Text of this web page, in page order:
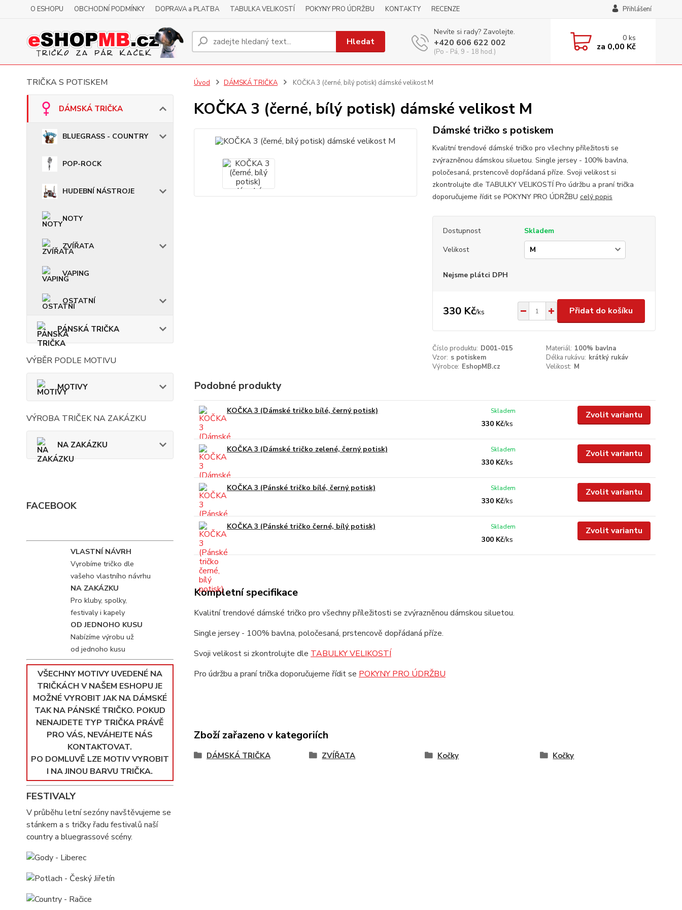
O ESHOPU OBCHODNÍ PODMÍNKY DOPRAVA a PLATBA TABULKA VELIKOSTÍ POKYNY PRO ÚDRŽBU KONTAKTY RECENZE Přihlášení
Hledat
Nevíte si rady? Zavolejte.
+420 606 622 002
(Po - Pá, 9 - 18 hod.)
0ks
za 0,00 Kč
TRIČKA S POTISKEM
DÁMSKÁ TRIČKA
BLUEGRASS - COUNTRY
POP-ROCK
HUDEBNÍ NÁSTROJE
NOTY
ZVÍŘATA
VAPING
OSTATNÍ
PÁNSKÁ TRIČKA
VÝBĚR PODLE MOTIVU
MOTIVY
VÝROBA TRIČEK NA ZAKÁZKU
NA ZAKÁZKU
FACEBOOK
VLASTNÍ NÁVRH
Vyrobíme tričko dle
vašeho vlastního návrhu
NA ZAKÁZKU
Pro kluby, spolky,
festivaly i kapely
OD JEDNOHO KUSU
Nabízíme výrobu už
od jednoho kusu
VŠECHNY MOTIVY UVEDENÉ NA
TRIČKÁCH V NAŠEM ESHOPU JE
MOŽNÉ VYROBIT JAK NA DÁMSKÉ
TAK NA PÁNSKÉ TRIČKO. POKUD
NENAJDETE TYP TRIČKA PRÁVĚ
PRO VÁS, NEVÁHEJTE NÁS
KONTAKTOVAT.
PO DOMLUVĚ LZE MOTIV VYROBIT
I NA JINOU BARVU TRIČKA.
FESTIVALY
V průběhu letní sezóny navštěvujeme se
stánkem a s tričky řadu festivalů naší
country a bluegrassové scény.
Úvod DÁMSKÁ TRIČKA KOČKA 3 (černé, bílý potisk) dámské velikost M
KOČKA 3 (černé, bílý potisk) dámské velikost M
Dámské tričko s potiskem
Kvalitní trendové dámské tričko pro všechny příležitosti se
zvýrazněnou dámskou siluetou. Single jersey - 100% bavlna,
poločesaná, prstencově dopřádaná příze. Svoji velikost si
zkontrolujte dle TABULKY VELIKOSTÍ Pro údržbu a praní trička
doporučujeme řídit se POKYNY PRO ÚDRŽBU celý popis
Dostupnost
Skladem
Velikost
Nejsme plátci DPH
330 Kč/ks Přidat do košíku
Číslo produktu: D001-015 Materiál: 100% bavlna
Vzor: s potiskem Délka rukávu: krátký rukáv
Výrobce: EshopMB.cz Velikost: M
Podobné produkty
KOČKA 3 (Dámské tričko bílé, černý potisk)
330 Kč/ks
Skladem Zvolit variantu
KOČKA 3 (Dámské tričko zelené, černý potisk)
330 Kč/ks
Skladem Zvolit variantu
KOČKA 3 (Pánské tričko bílé, černý potisk)
330 Kč/ks
Skladem Zvolit variantu
KOČKA 3 (Pánské tričko černé, bílý potisk)
300 Kč/ks
Skladem Zvolit variantu
Kompletní specifikace
Kvalitní trendové dámské tričko pro všechny příležitosti se zvýrazněnou dámskou siluetou.
Single jersey - 100% bavlna, poločesaná, prstencově dopřádaná příze.
Svoji velikost si zkontrolujte dle TABULKY VELIKOSTÍ
Pro údržbu a praní trička doporučujeme řídit se POKYNY PRO ÚDRŽBU
Zboží zařazeno v kategoriích
DÁMSKÁ TRIČKA ZVÍŘATA Kočky Kočky